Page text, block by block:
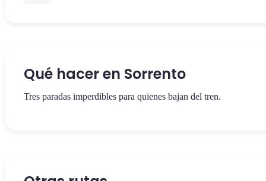
Qué hacer en Sorrento
Tres paradas imperdibles para quienes bajan del tren.